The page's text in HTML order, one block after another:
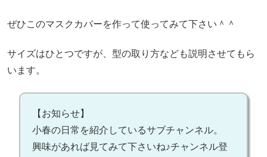
ぜひこのマスクカバーを作って使ってみて下さい＾＾
サイズはひとつですが、型の取り方なども説明させてもら
います。
【お知らせ】
小春の日常を紹介しているサブチャンネル。
興味があれば見てみて下さいね♪チャンネル登